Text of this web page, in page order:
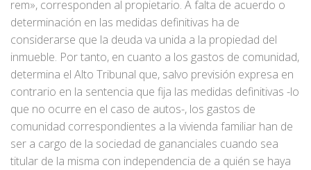
rem», corresponden al propietario. A falta de acuerdo o
determinación en las medidas definitivas ha de
considerarse que la deuda va unida a la propiedad del
inmueble. Por tanto, en cuanto a los gastos de comunidad,
determina el Alto Tribunal que, salvo previsión expresa en
contrario en la sentencia que fija las medidas definitivas -lo
que no ocurre en el caso de autos-, los gastos de
comunidad correspondientes a la vivienda familiar han de
ser a cargo de la sociedad de gananciales cuando sea
titular de la misma con independencia de a quién se haya